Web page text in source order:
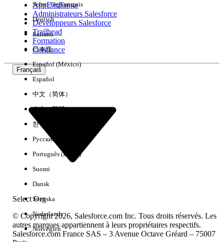
Expérience
Aucun résultat
AppExchange
Administrateurs Salesforce
Développeurs Salesforce
Trailhead
Formation
Confiance
Français
Select Org
Select OrgFrançais
Deutsch
Italiano
日本語
Español (México)
Español
中文（简体）
中文（繁體）
한국어
Русский
Português (Brasil)
Suomi
Dansk
Svenska
Nederlands
Norvégien
© Copyright 2026, Salesforce.com Inc. Tous droits réservés. Les
autres marques appartiennent à leurs propriétaires respectifs.
Salesforce.com France SAS – 3 Avenue Octave Gréard – 75007